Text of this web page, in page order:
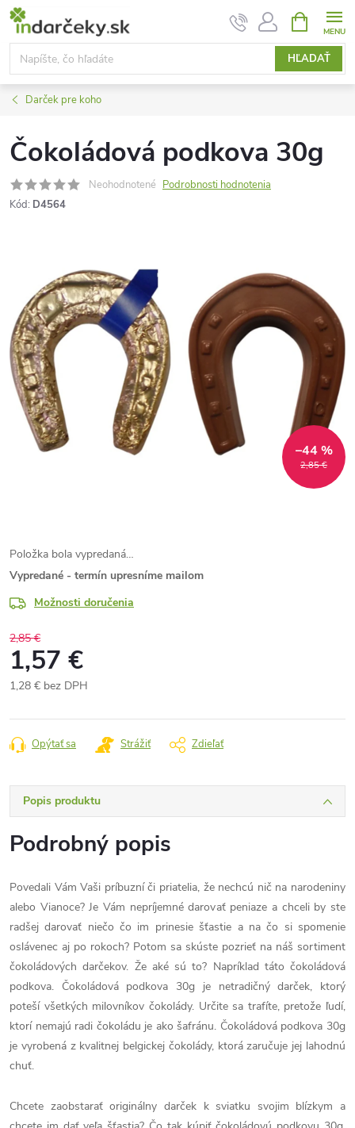
Prejsť
obsah
HĽADAŤ
KOŠÍK
Darček pre koho
Čokoládová podkova 30g
Neohodnotené Podrobnosti hodnotenia
Kód: D4564
2,85 €
–44 %
Položka bola vypredaná…
Vypredané - termín upresníme mailom
Možnosti doručenia
2,85 €
1,57 €
1,28 € bez DPH
cena:
Opýtať sa Strážiť Zdieľať
Popis produktu
Podrobný popis
Povedali Vám Vaši príbuzní či priatelia, že nechcú nič na narodeniny
alebo Vianoce? Je Vám nepríjemné darovať peniaze a chceli by ste
radšej darovať niečo čo im prinesie šťastie a na čo si spomenie
oslávenec aj po rokoch? Potom sa skúste pozrieť na náš sortiment
čokoládových darčekov. Že aké sú to? Napríklad táto čokoládová
podkova. Čokoládová podkova 30g je netradičný darček, ktorý
poteší všetkých milovníkov čokolády. Určite sa trafíte, pretože ľudí,
ktorí nemajú radi čokoládu je ako šafránu. Čokoládová podkova 30g
je vyrobená z kvalitnej belgickej čokolády, ktorá zaručuje jej lahodnú
chuť.
Chcete zaobstarať originálny darček k sviatku svojim blízkym a